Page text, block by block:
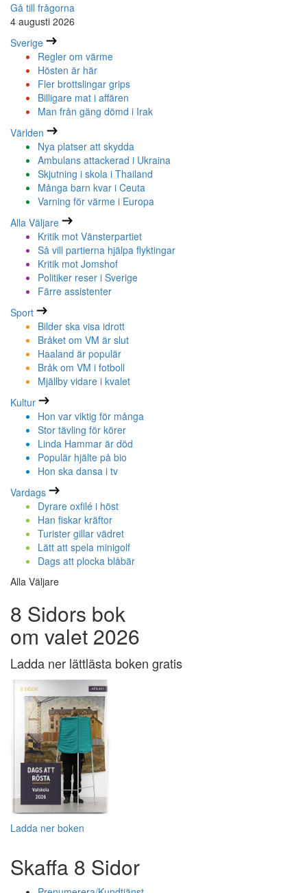
Gå till frågorna
4 augusti 2026
Sverige
Regler om värme
Hösten är här
Fler brottslingar grips
Billigare mat i affären
Man från gäng dömd i Irak
Världen
Nya platser att skydda
Ambulans attackerad i Ukraina
Skjutning i skola i Thailand
Många barn kvar i Ceuta
Varning för värme i Europa
Alla Väljare
Kritik mot Vänsterpartiet
Så vill partierna hjälpa flyktingar
Kritik mot Jomshof
Politiker reser i Sverige
Färre assistenter
Sport
Bilder ska visa idrott
Bråket om VM är slut
Haaland är populär
Bråk om VM i fotboll
Mjällby vidare i kvalet
Kultur
Hon var viktig för många
Stor tävling för körer
Linda Hammar är död
Populär hjälte på bio
Hon ska dansa i tv
Vardags
Dyrare oxfilé i höst
Han fiskar kräftor
Turister gillar vädret
Lätt att spela minigolf
Dags att plocka blåbär
Alla Väljare
8 Sidors bok
om valet 2026
Ladda ner lättlästa boken gratis
Ladda ner boken
Skaffa 8 Sidor